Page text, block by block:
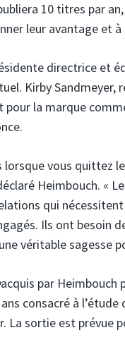
10 titres par
leur avantage et
directrice et
Kirby
la marque
lorsque vous quittez
Heimbouch. «
qui
Ils ont besoin
véritable sagesse
acquis par Heimbouch
consacré à
La sortie est prévue